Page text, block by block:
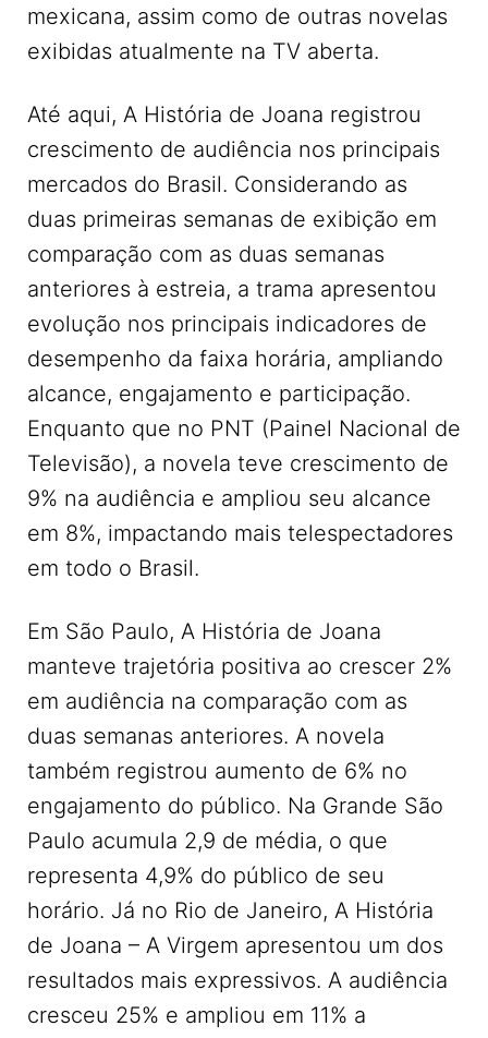
mexicana, assim como de outras novelas
exibidas atualmente na TV aberta.
Até aqui, A História de Joana registrou
crescimento de audiência nos principais
mercados do Brasil. Considerando as
duas primeiras semanas de exibição em
comparação com as duas semanas
anteriores à estreia, a trama apresentou
evolução nos principais indicadores de
desempenho da faixa horária, ampliando
alcance, engajamento e participação.
Enquanto que no PNT (Painel Nacional de
Televisão), a novela teve crescimento de
9% na audiência e ampliou seu alcance
em 8%, impactando mais telespectadores
em todo o Brasil.
Em São Paulo, A História de Joana
manteve trajetória positiva ao crescer 2%
em audiência na comparação com as
duas semanas anteriores. A novela
também registrou aumento de 6% no
engajamento do público. Na Grande São
Paulo acumula 2,9 de média, o que
representa 4,9% do público de seu
horário. Já no Rio de Janeiro, A História
de Joana – A Virgem apresentou um dos
resultados mais expressivos. A audiência
cresceu 25% e ampliou em 11% a